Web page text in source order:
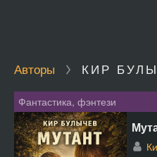
Авторы КИР
Фантастика, фэнтези